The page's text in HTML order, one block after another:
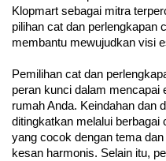
Klopmart sebagai mitra
pilihan cat dan perlengkapan
membantu mewujudkan visi
Pemilihan cat dan
peran kunci dalam mencapai
rumah Anda. Keindahan dan
ditingkatkan melalui
yang cocok dengan tema
kesan harmonis. Selain itu,